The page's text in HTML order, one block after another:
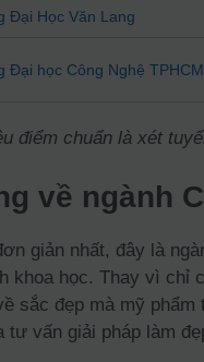
Đại Học Văn Lang
Đại học Công Nghệ TPHCM
điểm chuẩn là xét
về ngành
giản nhất, đây là
khoa học. Thay vì chỉ
sắc đẹp mà mỹ
tư vấn giải pháp làm